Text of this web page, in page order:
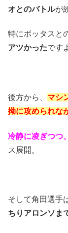
オとのバトルが
特にボッタスと
アツかったです
後方から、 マシ
拗に攻められな
冷静に凌ぎつつ
ス展開。
そして角田選手
ちりアロンソま